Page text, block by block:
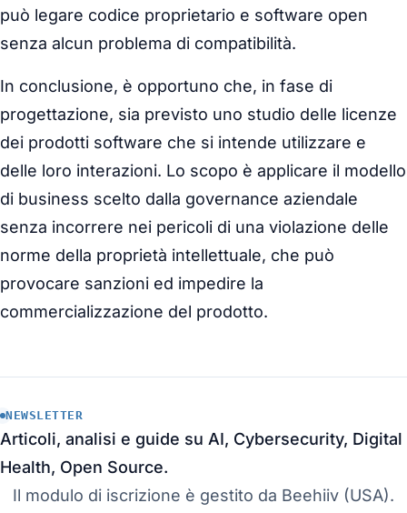
può legare codice proprietario e software open
senza alcun problema di compatibilità.
In conclusione, è opportuno che, in fase di
progettazione, sia previsto uno studio delle licenze
dei prodotti software che si intende utilizzare e
delle loro interazioni. Lo scopo è applicare il modello
di business scelto dalla governance aziendale
senza incorrere nei pericoli di una violazione delle
norme della proprietà intellettuale, che può
provocare sanzioni ed impedire la
commercializzazione del prodotto.
NEWSLETTER
Articoli, analisi e guide su AI, Cybersecurity, Digital
Health, Open Source.
Il modulo di iscrizione è gestito da Beehiiv (USA).